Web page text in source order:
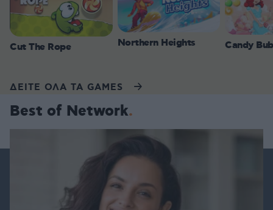
Cut The Rope Northern Heights Candy
ΔΕΙΤΕ ΟΛΑ ΤΑ GAMES
Best of Network